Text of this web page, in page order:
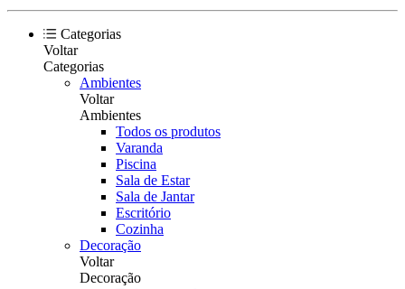
Categorias
Voltar
Categorias
Ambientes
Voltar
Ambientes
Todos os produtos
Varanda
Piscina
Sala de Estar
Sala de Jantar
Escritório
Cozinha
Decoração
Voltar
Decoração